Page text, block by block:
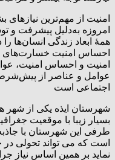
امنیت از مهم‌‌ترین
امروزه به‌دلیل پیشرفت و
همۀ ابعاد زندگی انسان‌‌ها
احساس امنیت خسارت‌های
امنیت و احساس امنیت،
عوامل و عناصر از
اجتماعی است
شهرستان ایذه یکی از
بسیار زیبا با موقعیت
طرفی این شهرستان با
است‌ که می تواند تحولی
نماید بر همین اساس نیاز